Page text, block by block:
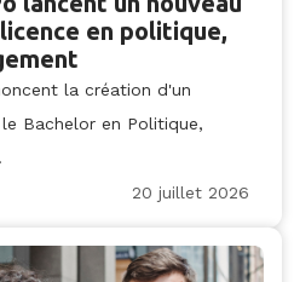
en politique,
la création d'un
Bachelor en Politique,
20 juillet 2026